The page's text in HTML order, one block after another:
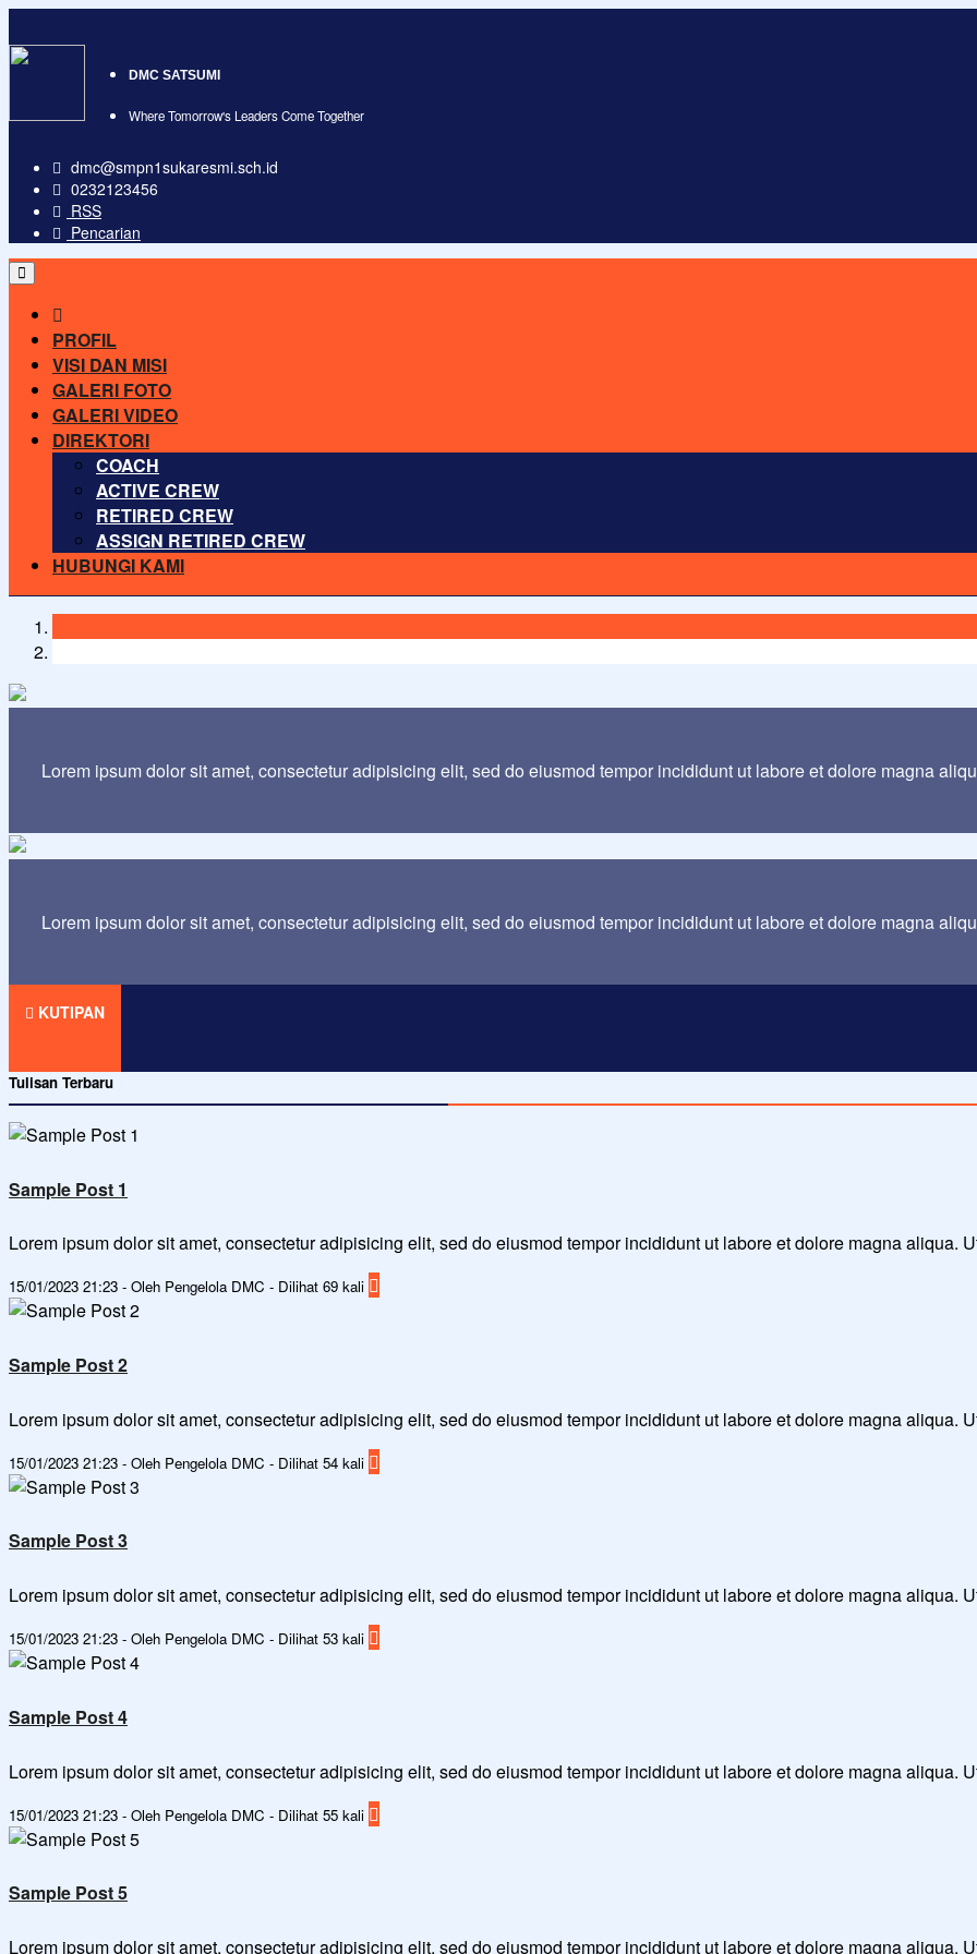
DMC SATSUMI
Where Tomorrow's Leaders Come Together
dmc@smpn1sukaresmi.sch.id
0232123456
RSS
Pencarian
PROFIL
VISI DAN MISI
GALERI FOTO
GALERI VIDEO
DIREKTORI
COACH
ACTIVE CREW
RETIRED CREW
ASSIGN RETIRED CREW
HUBUNGI KAMI
Lorem ipsum dolor sit amet, consectetur adipisicing elit, sed do eiusmod tempor incididunt ut labore et dolore magna
Lorem ipsum dolor sit amet, consectetur adipisicing elit, sed do eiusmod tempor incididunt ut labore et dolore magna
KUTIPAN
Tulisan Terbaru
Sample Post 1
Lorem ipsum dolor sit amet, consectetur adipisicing elit, sed do eiusmod tempor incididunt ut labore et dolore magna aliqua.
15/01/2023 21:23 - Oleh Pengelola DMC - Dilihat 69 kali
Sample Post 2
Lorem ipsum dolor sit amet, consectetur adipisicing elit, sed do eiusmod tempor incididunt ut labore et dolore magna aliqua.
15/01/2023 21:23 - Oleh Pengelola DMC - Dilihat 54 kali
Sample Post 3
Lorem ipsum dolor sit amet, consectetur adipisicing elit, sed do eiusmod tempor incididunt ut labore et dolore magna aliqua.
15/01/2023 21:23 - Oleh Pengelola DMC - Dilihat 53 kali
Sample Post 4
Lorem ipsum dolor sit amet, consectetur adipisicing elit, sed do eiusmod tempor incididunt ut labore et dolore magna aliqua.
15/01/2023 21:23 - Oleh Pengelola DMC - Dilihat 55 kali
Sample Post 5
Lorem ipsum dolor sit amet, consectetur adipisicing elit, sed do eiusmod tempor incididunt ut labore et dolore magna aliqua.